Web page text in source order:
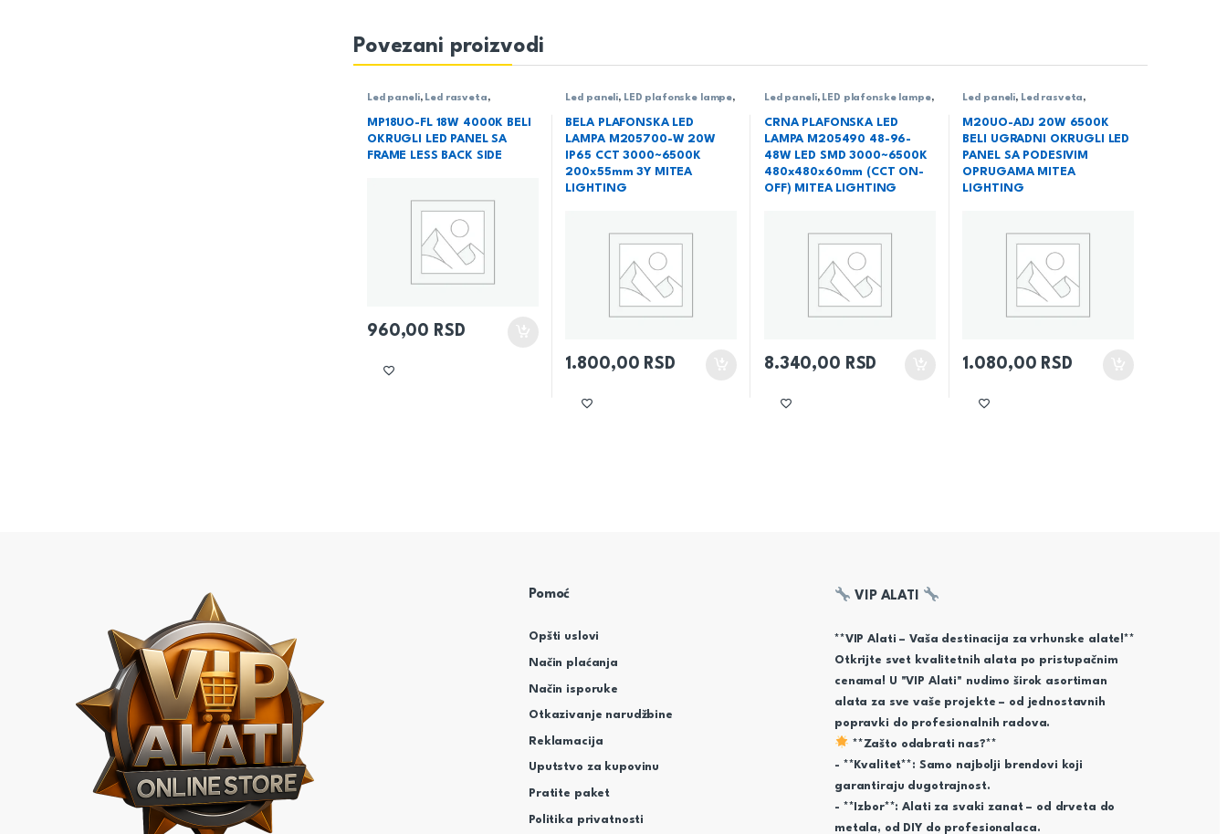
Povezani proizvodi
Led paneli, Led rasveta,
MP18UO-FL 18W 4000K BELI
OKRUGLI LED PANEL SA
FRAME LESS BACK SIDE
960,00 RSD
Led paneli, LED plafonske lampe,
BELA PLAFONSKA LED
LAMPA M205700-W 20W
IP65 CCT 3000~6500K
200x55mm 3Y MITEA
LIGHTING
1.800,00 RSD
Led paneli, LED plafonske lampe,
CRNA PLAFONSKA LED
LAMPA M205490 48-96-
48W LED SMD 3000~6500K
480x480x60mm (CCT ON-
OFF) MITEA LIGHTING
8.340,00 RSD
Led paneli, Led rasveta,
M20UO-ADJ 20W 6500K
BELI UGRADNI OKRUGLI LED
PANEL SA PODESIVIM
OPRUGAMA MITEA
LIGHTING
1.080,00 RSD
Pomoć
Opšti uslovi
Način plaćanja
Način isporuke
Otkazivanje narudžbine
Reklamacija
Uputstvo za kupovinu
Pratite paket
Politika privatnosti
VIP ALATI
**VIP Alati – Vaša destinacija za vrhunske alate!**
Otkrijte svet kvalitetnih alata po pristupačnim
cenama! U "VIP Alati" nudimo širok asortiman
alata za sve vaše projekte – od jednostavnih
popravki do profesionalnih radova.
**Zašto odabrati nas?**
- **Kvalitet**: Samo najbolji brendovi koji
garantiraju dugotrajnost.
- **Izbor**: Alati za svaki zanat – od drveta do
metala, od DIY do profesionalaca.